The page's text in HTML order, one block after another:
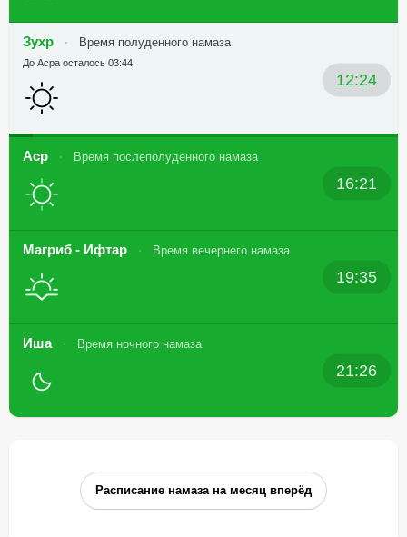
Зухр Время полуденного намаза
12:24
До Асра осталось 03:44
Аср Время послеполуденного намаза
16:21
Магриб - Ифтар Время вечернего намаза
19:35
Иша Время ночного намаза
21:26
Расписание намаза на месяц вперёд